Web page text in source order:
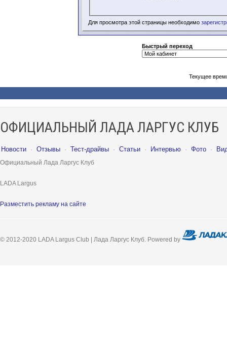
Для просмотра этой страницы необходимо
Быстрый переход
Текущее
ОФИЦИАЛЬНЫЙ ЛАДА ЛАРГУС КЛУБ
Новости · Отзывы · Тест-драйвы · Статьи · Интервью · Фото ·
Официальный Лада Ларгус Клуб
LADA Largus
Разместить рекламу на сайте
© 2012-2020 LADA Largus Club | Лада Ларгус Клуб. Powered by